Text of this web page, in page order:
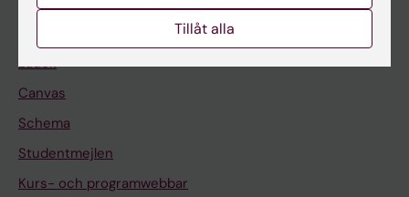
Ladok
Canvas
Schema
Studentmejlen
Kurs- och programwebbar
Tillåt alla